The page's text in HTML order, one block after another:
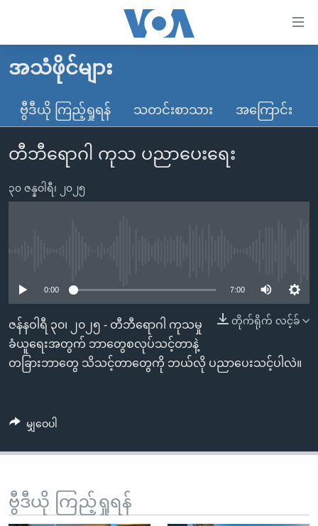
လွယ်ကူ
သည့်
Link
များ
ပင်မ
ပင်မ
အ
ညွန်း
စာမျက်နှာ
ကြည့်
ရှာဖွေ
နေရာ
သို့
မူလစာမျက်နှာ
မြန်မာ
ကမ္ဘာ့သတင်းများ
နိုင်ငံတကာ
တရုတ်
ဗွီဒီယို
ရပ်ဝန်းတခု လမ်းတခု အလွန်
ရုပ်ရှင်ထဲက အင်္ဂလိပ်စာ
သုတပဒေသာ အင်္ဂလိပ်စာ
တီဗွီ
ရေဒီယို/တီဗွီအစီအစဉ်
Learning English
အသံဖိုင်များ
ဗွီဒီယို ကြည့်ရှုရန် သတင်းစာသား အကြောင်း
တီဘီရောဂါ ကုသ ပညာပေးရေး
၃၀ ဇန္နဝါရီ၊ ၂၀၂၅
0:00 7:00
တိုက်ရိုက် လင့်ခ်
ဇန်နဝါရီ ၃၀၊ ၂၀၂၅ - တီဘီရောဂါ ကုသမှု
ခံယူရေးအတွက် ဘာတွေစလုပ်သင့်တာနဲ့
တခြားဘာတွေ သိသင့်တာတွေကို ဘယ်လို ပညာပေးသင့်ပါလဲ။
မျှဝေပါ
ဗွီဒီယို ကြည့်ရှုရန်